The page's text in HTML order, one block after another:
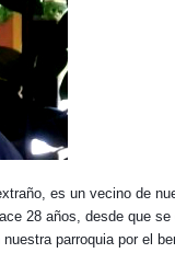
es un vecino de
28 años, desde que
parroquia por el